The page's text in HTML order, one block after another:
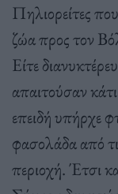
Πηλιορείτες
ζώα προς τον
Είτε
απαιτούσαν
επειδή υπήρχε
φασολάδα από
περιοχή. Έτσι